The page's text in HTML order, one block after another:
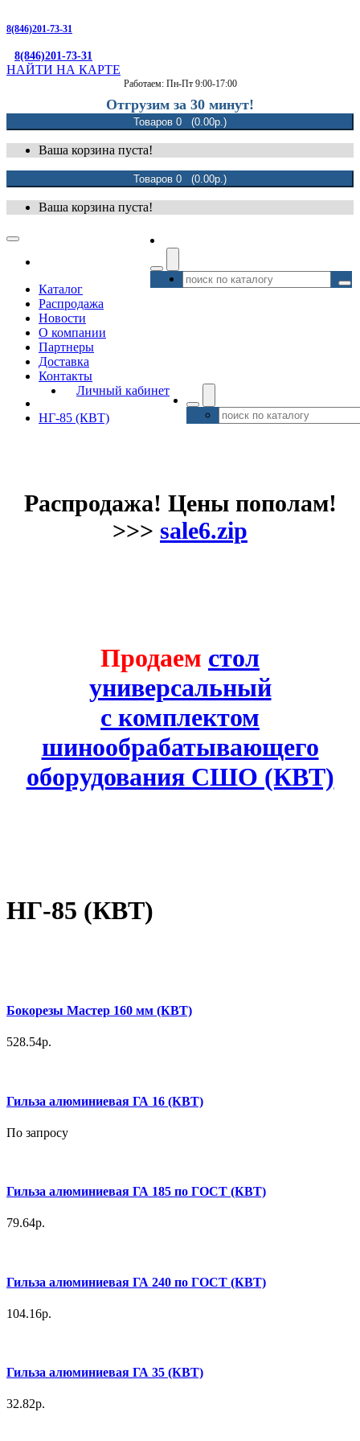
8(846)201-73-31
8(846)201-73-31
НАЙТИ НА КАРТЕ
Работаем: Пн-Пт 9:00-17:00
Отгрузим за 30 минут!
Товаров 0 (0.00р.)
Ваша корзина пуста!
Товаров 0 (0.00р.)
Ваша корзина пуста!
Каталог
Распродажа
Новости
О компании
Партнеры
Доставка
Контакты
Личный кабинет
НГ-85 (КВТ)
Распродажа! Цены пополам!
>>> sale6.zip
Продаем стол
универсальный
с комплектом
шинообрабатывающего
оборудования СШО (КВТ)
НГ-85 (КВТ)
Бокорезы Мастер 160 мм (КВТ)
528.54р.
Гильза алюминиевая ГА 16 (КВТ)
По запросу
Гильза алюминиевая ГА 185 по ГОСТ (КВТ)
79.64р.
Гильза алюминиевая ГА 240 по ГОСТ (КВТ)
104.16р.
Гильза алюминиевая ГА 35 (КВТ)
32.82р.